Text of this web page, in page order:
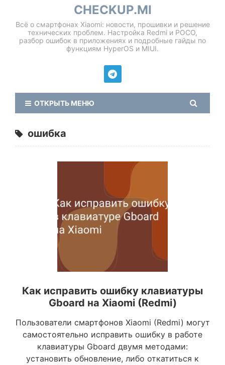
CHECKUP.MI
Всё о смартфонах Xiaomi: новости, прошивки и решение
технических проблем. Настройка Redmi и POCO,
разбор ошибок в приложениях и подробные гайды по
функциям HyperOS и MIUI.
ОТКРЫТЬ МЕНЮ
ошибка
Как исправить ошибку клавиатуры
Gboard на Xiaomi (Redmi)
Пользователи смартфонов Xiaomi (Redmi) могут
самостоятельно исправить ошибку в работе
клавиатуры Gboard двумя методами:
установить обновление, либо откатиться к